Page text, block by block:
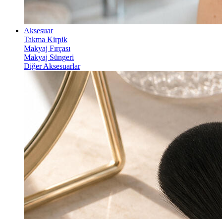
Aksesuar
Takma Kirpik
Makyaj Fırçası
Makyaj Süngeri
Diğer Aksesuarlar